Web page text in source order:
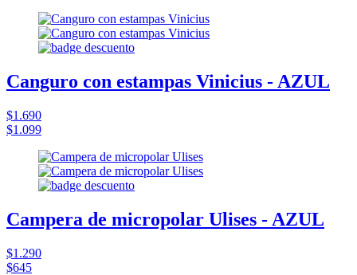
Canguro con estampas Vinicius - AZUL
$1.690
$1.099
Campera de micropolar Ulises - AZUL
$1.290
$645